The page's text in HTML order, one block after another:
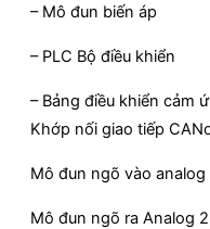
– Mô đun biến áp
– PLC Bộ điều khiển
– Bảng điều khiển cảm
Khớp nối giao tiếp
Mô đun ngõ vào
Mô đun ngõ ra Analog